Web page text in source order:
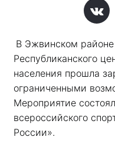
В Эжвинском
Республиканского
населения прошла
ограниченными
Мероприятие
всероссийского
России».